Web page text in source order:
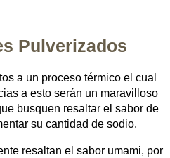
Pulverizados
a un proceso térmico el cual
a esto serán un maravilloso
busquen resaltar el sabor de
su cantidad de sodio.
resaltan el sabor umami, por